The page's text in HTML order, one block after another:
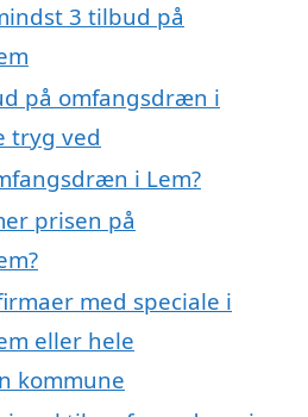
3 tilbud på
på omfangsdræn i
tryg ved
i Lem?
prisen på
med speciale i
eller hele
kommune